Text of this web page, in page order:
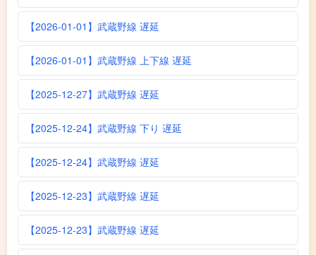
【2026-01-01】武蔵野線 遅延
【2026-01-01】武蔵野線 上下線 遅延
【2025-12-27】武蔵野線 遅延
【2025-12-24】武蔵野線 下り 遅延
【2025-12-24】武蔵野線 遅延
【2025-12-23】武蔵野線 遅延
【2025-12-23】武蔵野線 遅延